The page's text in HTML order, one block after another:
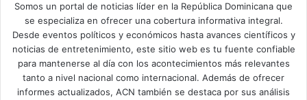
Somos un portal de noticias líder en la República Dominicana que
se especializa en ofrecer una cobertura informativa integral.
Desde eventos políticos y económicos hasta avances científicos y
noticias de entretenimiento, este sitio web es tu fuente confiable
para mantenerse al día con los acontecimientos más relevantes
tanto a nivel nacional como internacional. Además de ofrecer
informes actualizados, ACN también se destaca por sus análisis